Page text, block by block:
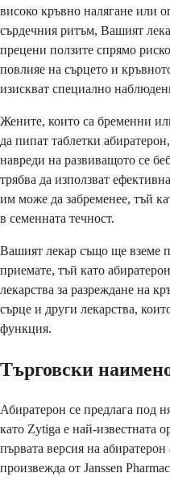
високо кръвно налягане или
сърдечния ритъм, Вашият
прецени ползите спрямо
повлияе на сърцето и
изискват специално
Жените, които са бременни
да пипат таблетки
навреди на развиващото се
трябва да използват
им може да забременее, тъй
в семенната течност.
Вашият лекар също ще вземе
приемате, тъй като
лекарства за разреждане на
сърце и други лекарства,
функция.
Търговски
Абиратерон се предлага под
като Zytiga е най-известната
първата версия на
произвежда от Janssen